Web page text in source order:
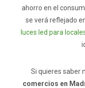
ahorro en el
se verá reflejado
luces led para
Si quieres saber
comercios en